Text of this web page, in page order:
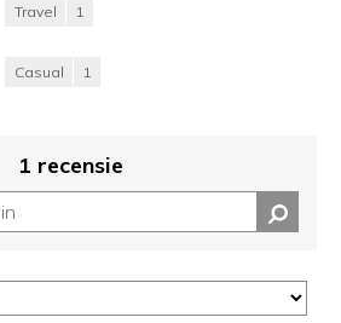
Travel 1
Casual 1
1 recensie